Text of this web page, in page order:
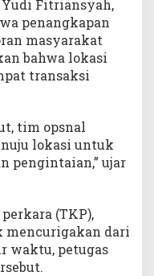
Fitriansyah,
penangkapan
masyarakat
bahwa lokasi
transaksi
tim opsnal
lokasi untuk
pengintaian,” ujar
(TKP),
mencurigakan dari
waktu, petugas